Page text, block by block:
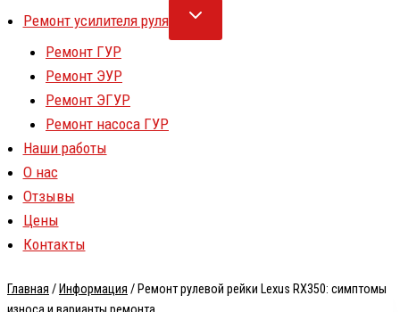
Ремонт усилителя руля
Ремонт ГУР
Ремонт ЭУР
Ремонт ЭГУР
Ремонт насоса ГУР
Наши работы
О нас
Отзывы
Цены
Контакты
Главная / Информация / Ремонт рулевой рейки Lexus RX350: симптомы